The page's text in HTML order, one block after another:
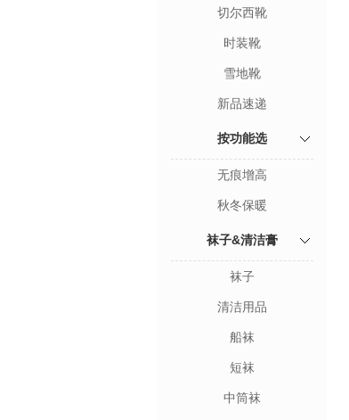
切尔西靴
时装靴
雪地靴
新品速递
按功能选
无痕增高
秋冬保暖
袜子&清洁膏
袜子
清洁用品
船袜
短袜
中筒袜